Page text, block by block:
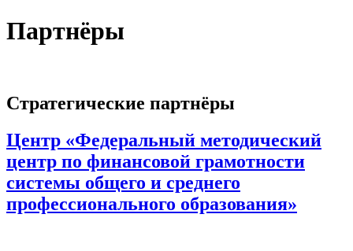
Партнёры
Стратегические партнёры
Центр «Федеральный методический
центр по финансовой грамотности
системы общего и среднего
профессионального образования»